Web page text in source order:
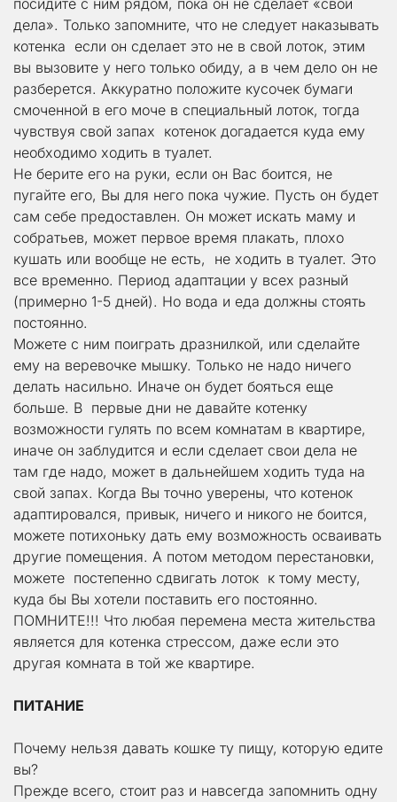
посидите с ним рядом, пока он не сделает «свои
дела». Только запомните, что не следует наказывать
котенка  если он сделает это не в свой лоток, этим
вы вызовите у него только обиду, а в чем дело он не
разберется. Аккуратно положите кусочек бумаги
смоченной в его моче в специальный лоток, тогда
чувствуя свой запах  котенок догадается куда ему
необходимо ходить в туалет.
Не берите его на руки, если он Вас боится, не
пугайте его, Вы для него пока чужие. Пусть он будет
сам себе предоставлен. Он может искать маму и
собратьев, может первое время плакать, плохо
кушать или вообще не есть,  не ходить в туалет. Это
все временно. Период адаптации у всех разный
(примерно 1-5 дней). Но вода и еда должны стоять
постоянно.
Можете с ним поиграть дразнилкой, или сделайте
ему на веревочке мышку. Только не надо ничего
делать насильно. Иначе он будет бояться еще
больше. В  первые дни не давайте котенку
возможности гулять по всем комнатам в квартире,
иначе он заблудится и если сделает свои дела не
там где надо, может в дальнейшем ходить туда на
свой запах. Когда Вы точно уверены, что котенок
адаптировался, привык, ничего и никого не боится,
можете потихоньку дать ему возможность осваивать
другие помещения. А потом методом перестановки,
можете  постепенно сдвигать лоток  к тому месту,
куда бы Вы хотели поставить его постоянно.
ПОМНИТЕ!!! Что любая перемена места жительства
является для котенка стрессом, даже если это
другая комната в той же квартире.
ПИТАНИЕ
Почему нельзя давать кошке ту пищу, которую едите
вы?
Прежде всего, стоит раз и навсегда запомнить одну